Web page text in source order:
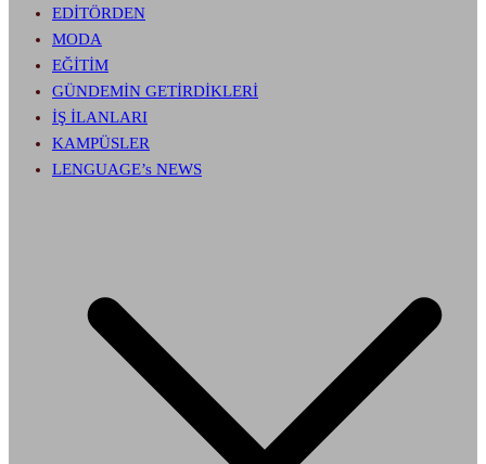
EDİTÖRDEN
MODA
EĞİTİM
GÜNDEMİN GETİRDİKLERİ
İŞ İLANLARI
KAMPÜSLER
LENGUAGE’s NEWS